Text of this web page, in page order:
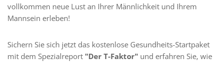
vollkommen neue Lust an Ihrer Männlichkeit und Ihrem
Mannsein erleben!
Sichern Sie sich jetzt das kostenlose Gesundheits-Startpaket
mit dem Spezialreport "Der T-Faktor" und erfahren Sie, wie